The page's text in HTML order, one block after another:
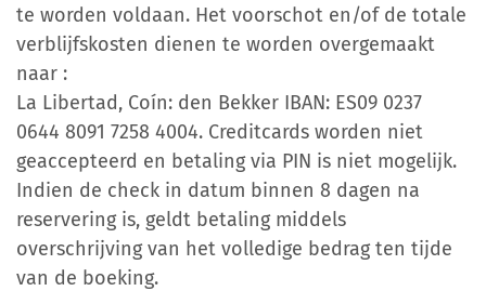
te worden voldaan. Het voorschot en/of de totale
verblijfskosten dienen te worden overgemaakt
naar :
La Libertad, Coín: den Bekker IBAN: ES09 0237
0644 8091 7258 4004. Creditcards worden niet
geaccepteerd en betaling via PIN is niet mogelijk.
Indien de check in datum binnen 8 dagen na
reservering is, geldt betaling middels
overschrijving van het volledige bedrag ten tijde
van de boeking.